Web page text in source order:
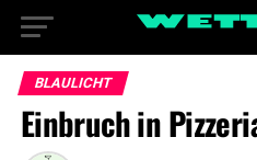
BLAULICHT
Einbruch in